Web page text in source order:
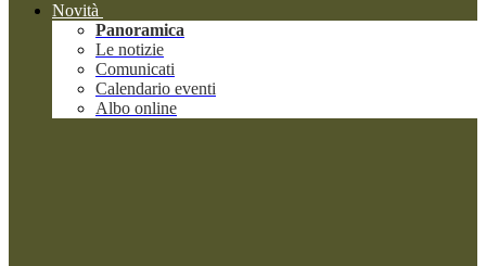
Novità
Panoramica
Le notizie
Comunicati
Calendario eventi
Albo online